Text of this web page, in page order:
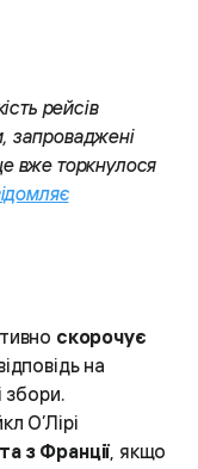
рейсів
запроваджені
вже торкнулося
скорочує
на
збори.
О’Лірі
з Франції, якщо